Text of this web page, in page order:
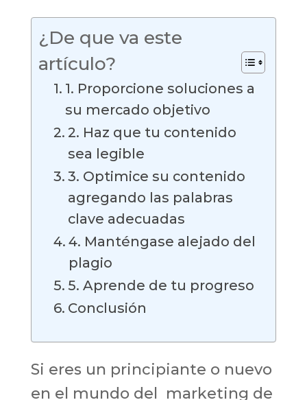
¿De que va este
artículo?
1. Proporcione soluciones a
su mercado objetivo
2. Haz que tu contenido
sea legible
3. Optimice su contenido
agregando las palabras
clave adecuadas
4. Manténgase alejado del
plagio
5. Aprende de tu progreso
Conclusión
Si eres un principiante o nuevo
en el mundo del marketing de